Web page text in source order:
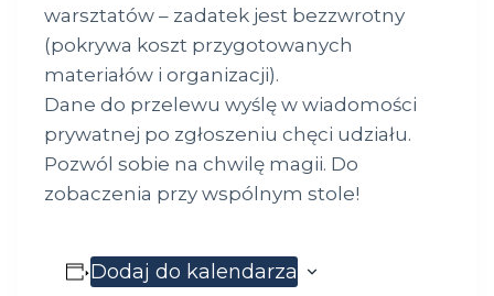
warsztatów – zadatek jest bezzwrotny
(pokrywa koszt przygotowanych
materiałów i organizacji).
Dane do przelewu wyślę w wiadomości
prywatnej po zgłoszeniu chęci udziału.
Pozwól sobie na chwilę magii. Do
zobaczenia przy wspólnym stole!
Dodaj do kalendarza